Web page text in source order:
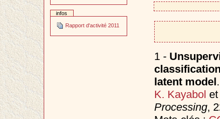
infos
Rapport d'activité 2011
1 -
latent model.
K. Kayabol
Processing,